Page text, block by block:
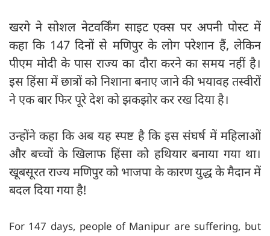
खरगे ने सोशल नेटवर्किंग साइट एक्स पर अपनी पोस्ट में
कहा कि 147 दिनों से मणिपुर के लोग परेशान हैं, लेकिन
पीएम मोदी के पास राज्य का दौरा करने का समय नहीं है।
इस हिंसा में छात्रों को निशाना बनाए जाने की भयावह तस्वीरों
ने एक बार फिर पूरे देश को झकझोर कर रख दिया है।
उन्होंने कहा कि अब यह स्पष्ट है कि इस संघर्ष में महिलाओं
और बच्चों के खिलाफ हिंसा को हथियार बनाया गया था।
खूबसूरत राज्य मणिपुर को भाजपा के कारण युद्ध के मैदान में
बदल दिया गया है!
For 147 days, people of Manipur are suffering, but